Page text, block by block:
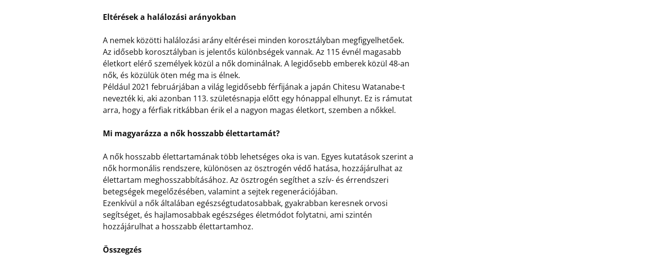
Eltérések a halálozási arányokban
A nemek közötti halálozási arány eltérései minden korosztályban megfigyelhetőek.
Az idősebb korosztályban is jelentős különbségek vannak. Az 115 évnél magasabb
életkort elérő személyek közül a nők dominálnak. A legidősebb emberek közül 48-an
nők, és közülük öten még ma is élnek.
Például 2021 februárjában a világ legidősebb férfijának a japán Chitesu Watanabe-t
nevezték ki, aki azonban 113. születésnapja előtt egy hónappal elhunyt. Ez is rámutat
arra, hogy a férfiak ritkábban érik el a nagyon magas életkort, szemben a nőkkel.
Mi magyarázza a nők hosszabb élettartamát?
A nők hosszabb élettartamának több lehetséges oka is van. Egyes kutatások szerint a
nők hormonális rendszere, különösen az ösztrogén védő hatása, hozzájárulhat az
élettartam meghosszabbításához. Az ösztrogén segíthet a szív- és érrendszeri
betegségek megelőzésében, valamint a sejtek regenerációjában.
Ezenkívül a nők általában egészségtudatosabbak, gyakrabban keresnek orvosi
segítséget, és hajlamosabbak egészséges életmódot folytatni, ami szintén
hozzájárulhat a hosszabb élettartamhoz.
Összegzés